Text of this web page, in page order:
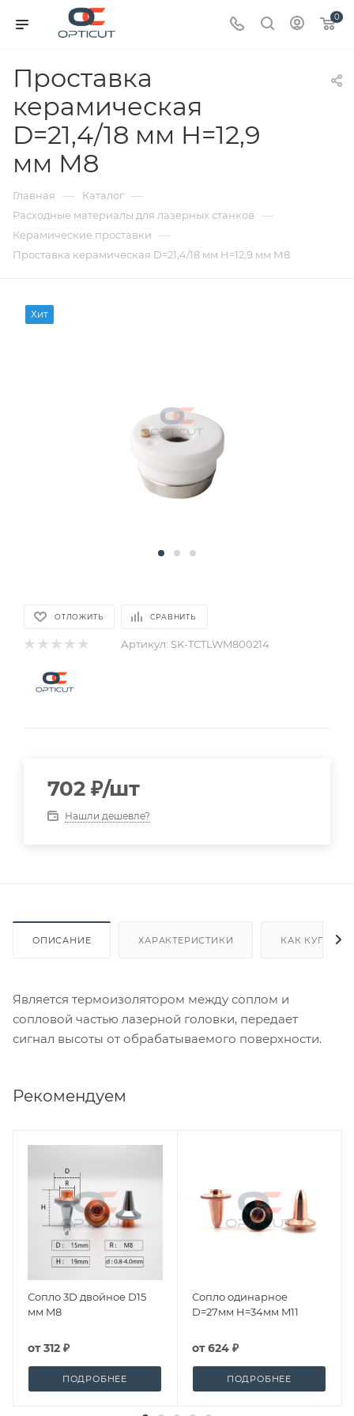
0
Проставка
керамическая
D=21,4/18 мм H=12,9
мм М8
Главная — Каталог —
Расходные материалы для лазерных станков —
Керамические проставки —
Проставка керамическая D=21,4/18 мм H=12,9 мм М8
Хит
ОТЛОЖИТЬ СРАВНИТЬ
Артикул: SK-TCTLWM800214
702 ₽/шт
Нашли дешевле?
ОПИСАНИЕ ХАРАКТЕРИСТИКИ КАК КУПИТЬ
Является термоизолятором между соплом и
сопловой частью лазерной головки, передает
сигнал высоты от обрабатываемого поверхности.
Рекомендуем
Сопло 3D двойное D15
мм M8
от312 ₽
ПОДРОБНЕЕ
Сопло одинарное
D=27мм H=34мм M11
от624 ₽
ПОДРОБНЕЕ